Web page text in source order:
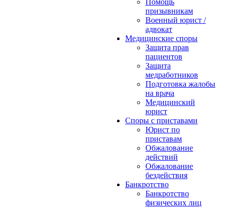
Помощь
призывникам
Военный юрист /
адвокат
Медицинские споры
Защита прав
пациентов
Защита
медработников
Подготовка жалобы
на врача
Медицинский
юрист
Споры с приставами
Юрист по
приставам
Обжалование
действий
Обжалование
бездействия
Банкротство
Банкротство
физических лиц